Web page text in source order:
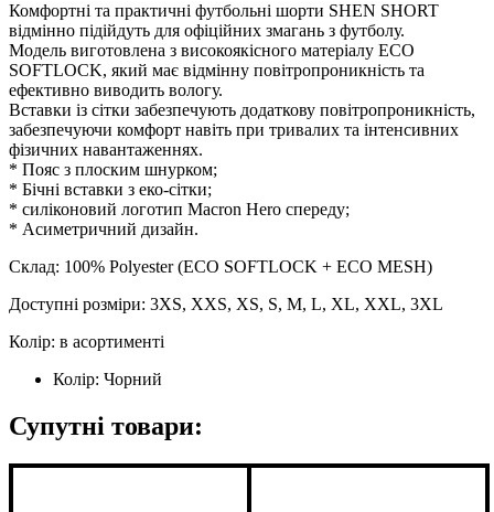
Комфортні та практичні футбольні шорти SHEN SHORT
відмінно підійдуть для офіційних змагань з футболу.
Модель виготовлена з високоякісного матеріалу ECO
SOFTLOCK, який має відмінну повітропроникність та
ефективно виводить вологу.
Вставки із сітки забезпечують додаткову повітропроникність,
забезпечуючи комфорт навіть при тривалих та інтенсивних
фізичних навантаженнях.
* Пояс з плоским шнурком;
* Бічні вставки з еко-сітки;
* силіконовий логотип Macron Hero спереду;
* Асиметричний дизайн.
Склад: 100% Polyester (ECO SOFTLOCK + ECO MESH)
Доступні розміри: 3XS, XXS, XS, S, M, L, XL, XXL, 3XL
Колір: в асортименті
Колір: Чорний
Супутні товари: